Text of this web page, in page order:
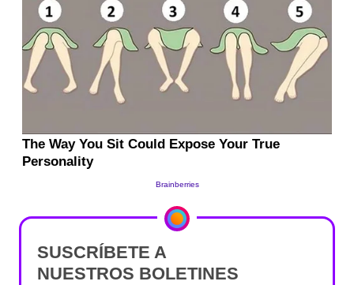
SUSCRÍBETE A
NUESTROS BOLETINES